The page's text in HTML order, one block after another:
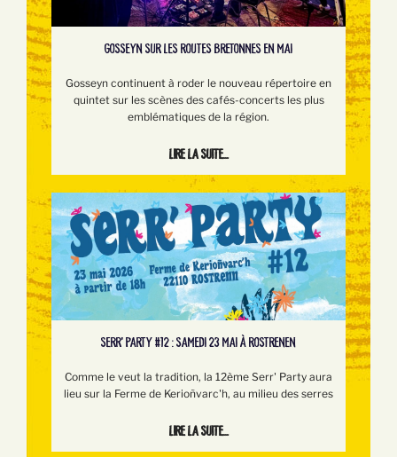
GOSSEYN SUR LES ROUTES BRETONNES EN MAI
Gosseyn continuent à roder le nouveau répertoire en
quintet sur les scènes des cafés-concerts les plus
emblématiques de la région.
Lire la suite...
SERR’ PARTY #12 : SAMEDI 23 MAI À ROSTRENEN
Comme le veut la tradition, la 12ème Serr' Party aura
lieu sur la Ferme de Kerioñvarc'h, au milieu des serres
Lire la suite...